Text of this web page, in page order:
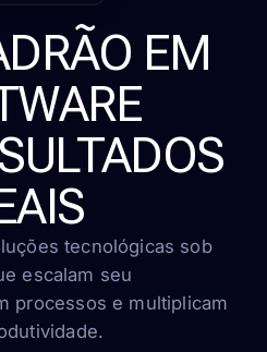
EM
tecnológicas sob
escalam seu
processos e multiplicam